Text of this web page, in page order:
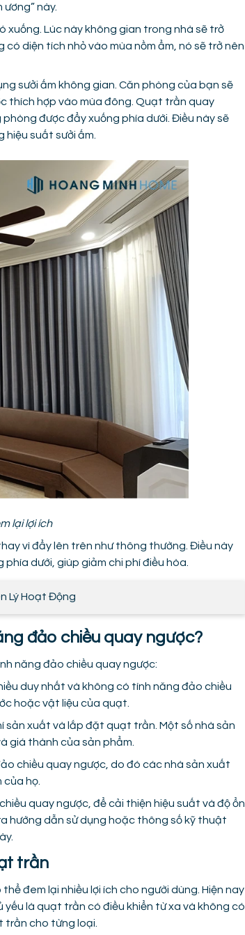
này.
xuống. Lúc này không gian trong nhà sẽ trở
diện tích nhỏ vào mùa nồm ẩm, nó sẽ trở nên
sưởi ấm không gian. Căn phòng của bạn sẽ
thích hợp vào mùa đông. Quạt trần quay
được đẩy xuống phía dưới. Điều này sẽ
suất sưởi ấm.
lại lợi ích
vì đẩy lên trên như thông thường. Điều này
dưới, giúp giảm chi phí điều hòa.
Lý Hoạt Động
đảo chiều quay ngược?
năng đảo chiều quay ngược:
duy nhất và không có tính năng đảo chiều
hoặc vật liệu của quạt.
sản xuất và lắp đặt quạt trần. Một số nhà sản
giá thành của sản phẩm.
chiều quay ngược, do đó các nhà sản xuất
họ.
quay ngược, để cải thiện hiệu suất và độ ổn
hướng dẫn sử dụng hoặc thông số kỹ thuật
trần
đem lại nhiều lợi ích cho người dùng. Hiện nay
là quạt trần có điều khiển từ xa và không có
trần cho từng loại.